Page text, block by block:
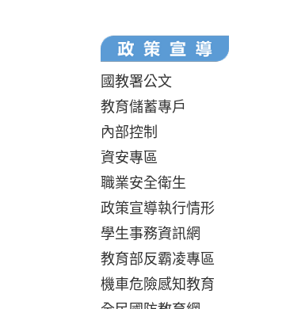
國教署公文
教育儲蓄專戶
內部控制
資安專區
職業安全衛生
政策宣導執行情形
學生事務資訊網
教育部反霸凌專區
機車危險感知教育